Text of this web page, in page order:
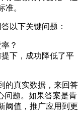
准。
以下关键问题：
？
下，成功降低了平
的真实数据，来回答
问题。如果答案是肯
阈值，推广应用到更